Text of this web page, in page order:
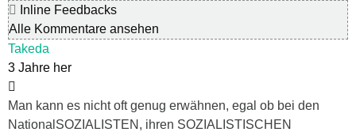
Inline Feedbacks
Alle Kommentare ansehen
Takeda
3 Jahre her
Man kann es nicht oft genug erwähnen, egal ob bei den
NationalSOZIALISTEN, ihren SOZIALISTISCHEN